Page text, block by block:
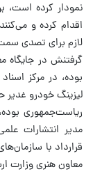
نمودار کرده است،
اقدام کرده و
لازم برای تصدی
گرفتنش در جایگاه
بوده، در مرکز
لیزینگ خودرو غدیر
ریاست‌جمهوری
مدیر انتشارات
قرارداد با
معاون هنری وزارت